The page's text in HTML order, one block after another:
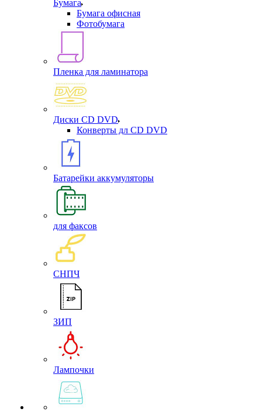
Бумага
Бумага офисная
Фотобумага
Пленка для ламинатора
Диски CD DVD
Конверты дл CD DVD
Батарейки аккумуляторы
для факсов
СНПЧ
ЗИП
Лампочки